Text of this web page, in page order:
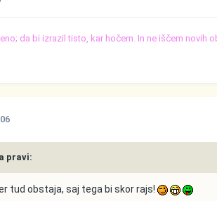
da bi izrazil tisto, kar hočem. In ne iščem novih
pravi:
tud obstaja, saj tega bi skor rajs!